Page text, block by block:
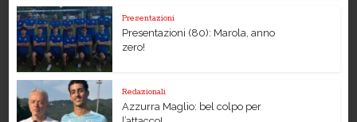
Presentazioni
Presentazioni (80): Marola, anno
zero!
Redazionali
Azzurra Maglio: bel colpo per